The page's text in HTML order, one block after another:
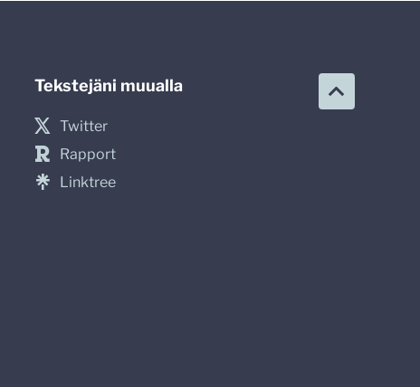
Tekstejäni muualla
Twitter
Rapport
Linktree